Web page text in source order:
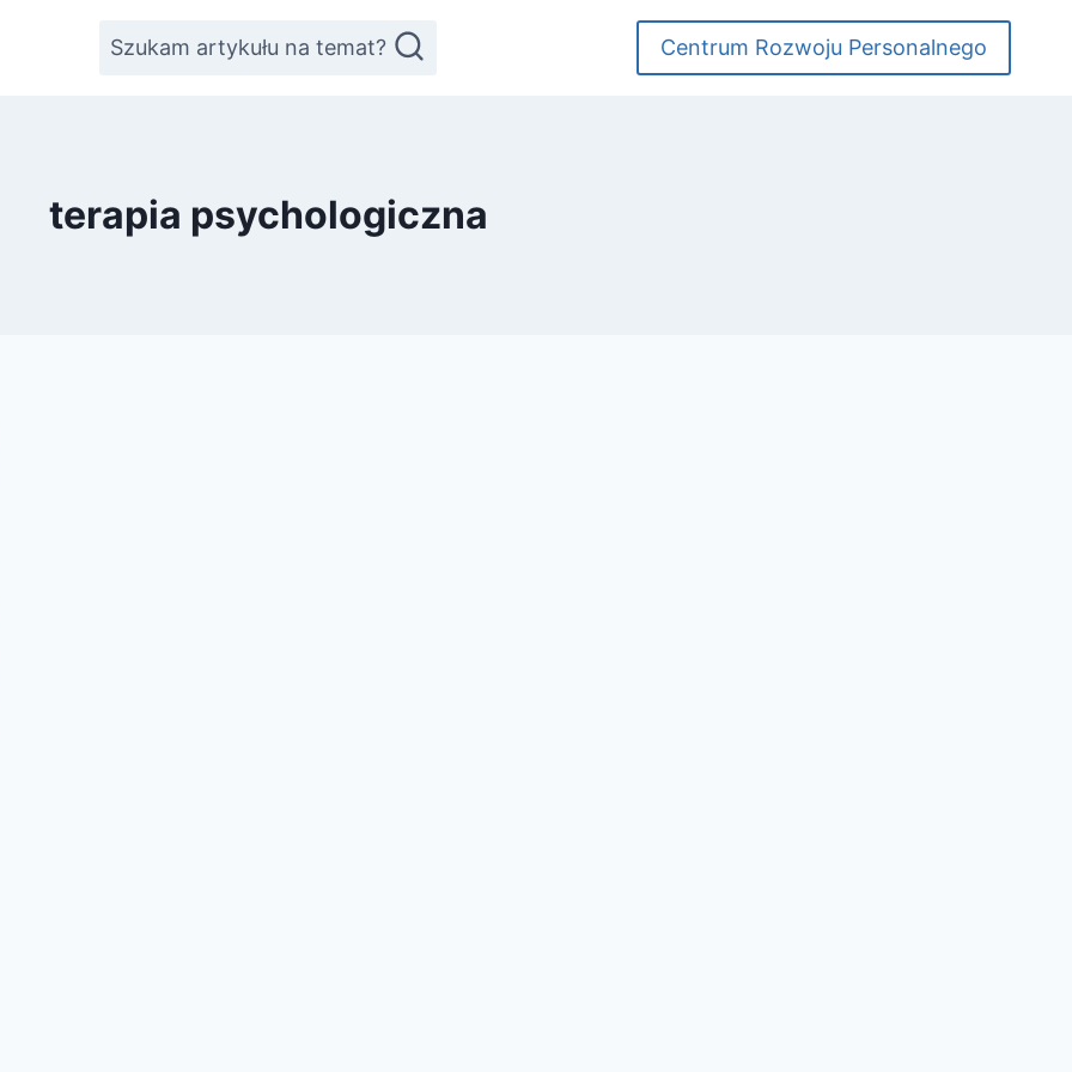
Szukam artykułu na temat? Centrum Rozwoju Personalnego
terapia psychologiczna